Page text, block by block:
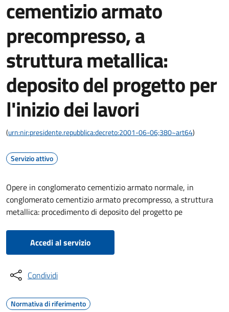
cementizio armato
precompresso, a
struttura metallica:
deposito del progetto per
l'inizio dei lavori
(urn:nir:presidente.repubblica:decreto:2001-06-06;380~art64)
Servizio attivo
Opere in conglomerato cementizio armato normale, in
conglomerato cementizio armato precompresso, a struttura
metallica: procedimento di deposito del progetto pe
Accedi al servizio
Condividi
Normativa di riferimento